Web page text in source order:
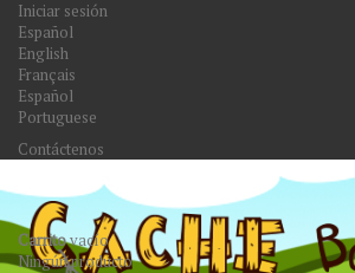
Iniciar sesión
Español
English
Français
Español
Portuguese
Contáctenos
Carritovacío
Ningún producto